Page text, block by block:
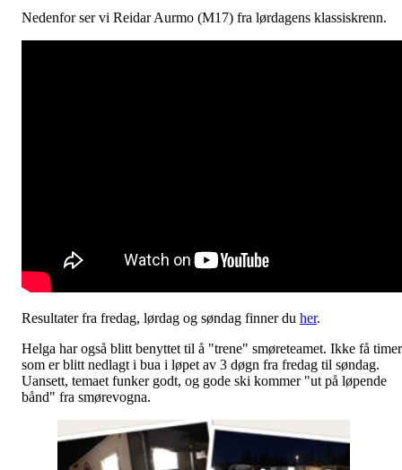
Nedenfor ser vi Reidar Aurmo (M17) fra lørdagens klassiskrenn.
Resultater fra fredag, lørdag og søndag finner du her.
Helga har også blitt benyttet til å "trene" smøreteamet. Ikke få timer
som er blitt nedlagt i bua i løpet av 3 døgn fra fredag til søndag.
Uansett, temaet funker godt, og gode ski kommer "ut på løpende
bånd" fra smørevogna.